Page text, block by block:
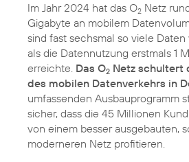
Im Jahr 2024 hat das O2 Netz
Gigabyte an mobilem
sind fast sechsmal so viele
als die Datennutzung erstmals 1
erreichte. Das O2 Netz schultert
des mobilen Datenverkehrs in
umfassenden Ausbauprogramm
sicher, dass die 45 Millionen
von einem besser ausgebauten,
moderneren Netz profitieren.